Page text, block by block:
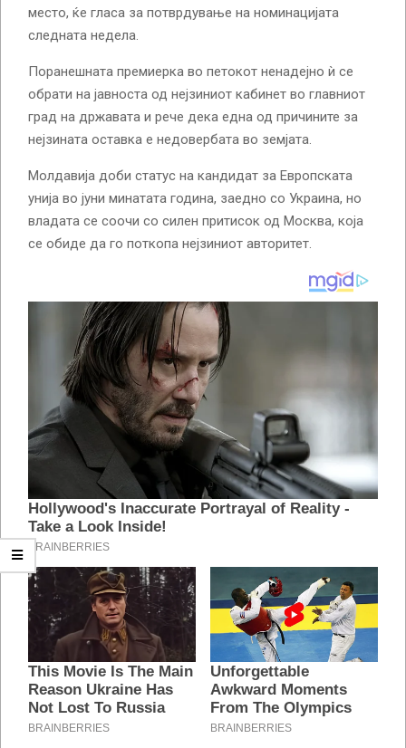
место, ќе гласа за потврдување на номинацијата
следната недела.
Поранешната премиерка во петокот ненадејно ѝ се
обрати на јавноста од нејзиниот кабинет во главниот
град на државата и рече дека една од причините за
нејзината оставка е недовербата во земјата.
Молдавија доби статус на кандидат за Европската
унија во јуни минатата година, заедно со Украина, но
владата се соочи со силен притисок од Москва, која
се обиде да го поткопа нејзиниот авторитет.